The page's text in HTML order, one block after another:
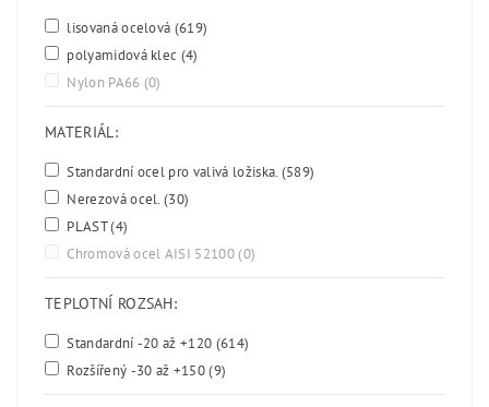
lisovaná ocelová (619)
polyamidová klec (4)
Nylon PA66 (0)
MATERIÁL:
Standardní ocel pro valivá ložiska. (589)
Nerezová ocel.(30)
PLAST(4)
Chromová ocel AISI 52100 (0)
TEPLOTNÍ ROZSAH:
Standardní -20 až +120 (614)
Rozšířený -30 až +150(9)